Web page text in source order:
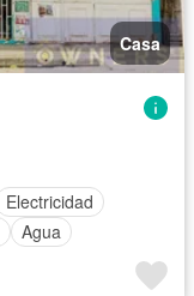
Casa
Electricidad
Agua